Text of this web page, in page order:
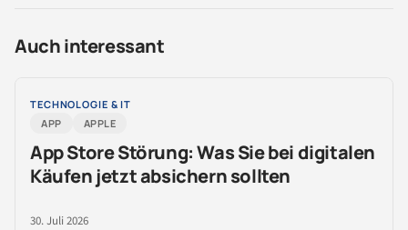
Auch interessant
TECHNOLOGIE & IT
APP
APPLE
App Store Störung: Was Sie bei digitalen
Käufen jetzt absichern sollten
30. Juli 2026